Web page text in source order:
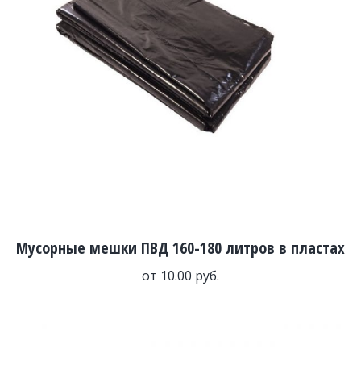
Мусорные мешки ПВД 160-180 литров в пластах
от 10.00 руб.